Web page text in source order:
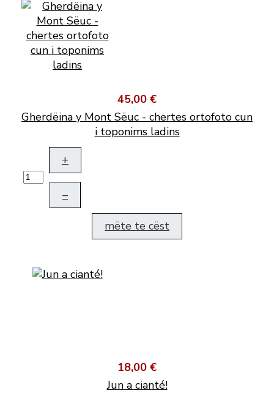
45,00 €
Gherdëina y Mont Sëuc - chertes ortofoto cun
i toponims ladins
+
–
mëte te cëst
18,00 €
Jun a cianté!